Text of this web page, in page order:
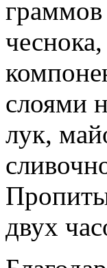
граммов
слоями
лук,
двух